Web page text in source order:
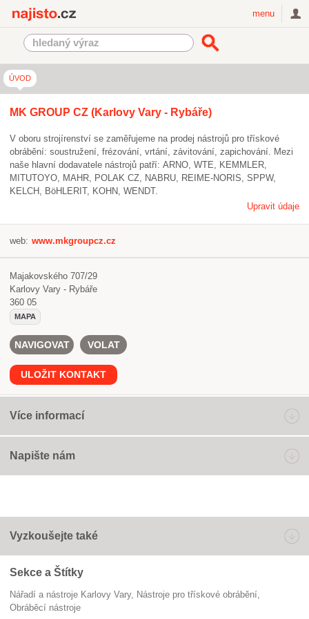
menu
ÚVOD
MK GROUP CZ (Karlovy Vary - Rybáře)
V oboru strojírenství se zaměřujeme na prodej nástrojů pro třískové
obrábění: soustružení, frézování, vrtání, závitování, zapichování. Mezi
naše hlavní dodavatele nástrojů patří: ARNO, WTE, KEMMLER,
MITUTOYO, MAHR, POLAK CZ, NABRU, REIME-NORIS, SPPW,
KELCH, BöHLERIT, KOHN, WENDT.
Upravit údaje
web: www.mkgroupcz.cz
Majakovského 707/29
Karlovy Vary - Rybáře
360 05
MAPA
NAVIGOVAT VOLAT
ULOŽIT KONTAKT
Více informací
Napište nám
Vyzkoušejte také
Sekce a Štítky
Nářadí a nástroje Karlovy Vary
nástroje pro třískové obrábění
obráběcí nástroje